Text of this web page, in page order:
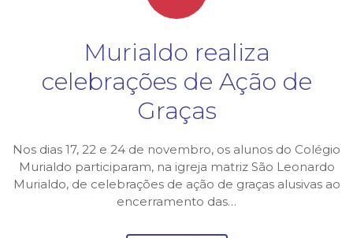
Murialdo realiza
celebrações de Ação de
Graças
Nos dias 17, 22 e 24 de novembro, os alunos do Colégio
Murialdo participaram, na igreja matriz São Leonardo
Murialdo, de celebrações de ação de graças alusivas ao
encerramento das…